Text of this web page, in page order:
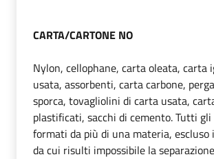
CARTA/CARTONE NO
Nylon, cellophane, carta oleata, carta
usata, assorbenti, carta carbone,
sporca, tovagliolini di carta usata,
plastificati, sacchi di cemento. Tutti
formati da più di una materia, escluso
da cui risulti impossibile la